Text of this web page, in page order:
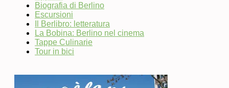
Biografia di Berlino
Escursioni
Il Berlibro: letteratura
La Bobina: Berlino nel cinema
Tappe Culinarie
Tour in bici